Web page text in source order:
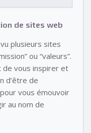
de sites web
plusieurs sites
ou “valeurs”.
de vous inspirer et
d’être de
vous émouvoir
au nom de